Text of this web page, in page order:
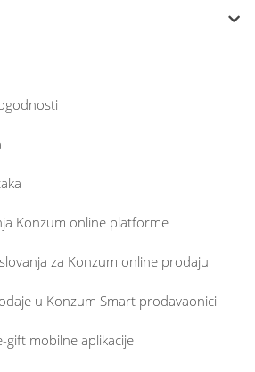
Konzum online platforme
za Konzum online prodaju
u Konzum Smart prodavaonici
gift mobilne aplikacije